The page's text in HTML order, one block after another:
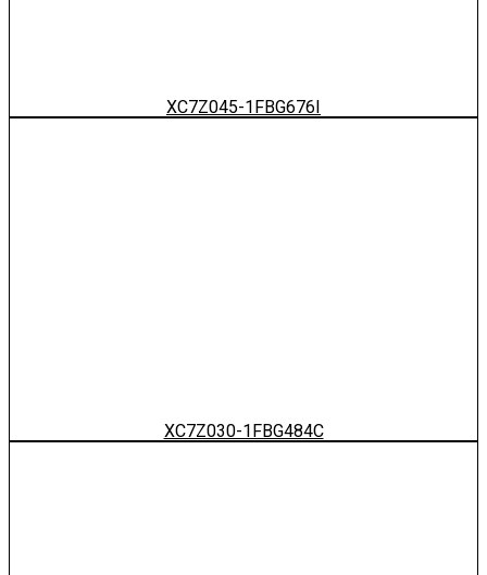
XC7Z045-1FBG676I
XC7Z030-1FBG484C